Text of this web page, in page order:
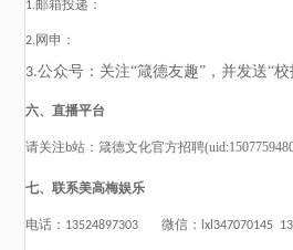
1.邮箱投递：
2.网申：
3.公众号：关注“箴德友趣”，并发送“
六、直播平台
请关注 b站： 箴德文化官方招聘
七、联系美高梅娱乐
电话： 13524897303 微信： lxl347070145